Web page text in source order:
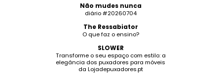
Não mudes nunca
diário #20260704
The Ressabiator
O que faz o ensino?
SLOWER
Transforme o seu espaço com estilo: a
elegância dos puxadores para móveis
da Lojadepuxadores.pt